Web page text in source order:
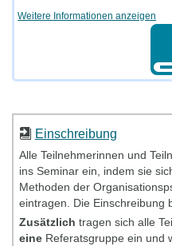
Weitere Informationen anzeigen
Einschreibung
Alle Teilnehmerinnen und
ins Seminar ein, indem sie
Methoden der
eintragen. Die Einschreibung
Zusätzlich tragen sich alle
eineReferatsgruppe ein und